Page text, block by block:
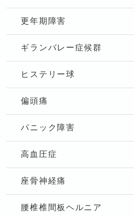
更年期障害
ギランバレー症候群
ヒステリー球
偏頭痛
パニック障害
高血圧症
座骨神経痛
腰椎椎間板ヘルニア